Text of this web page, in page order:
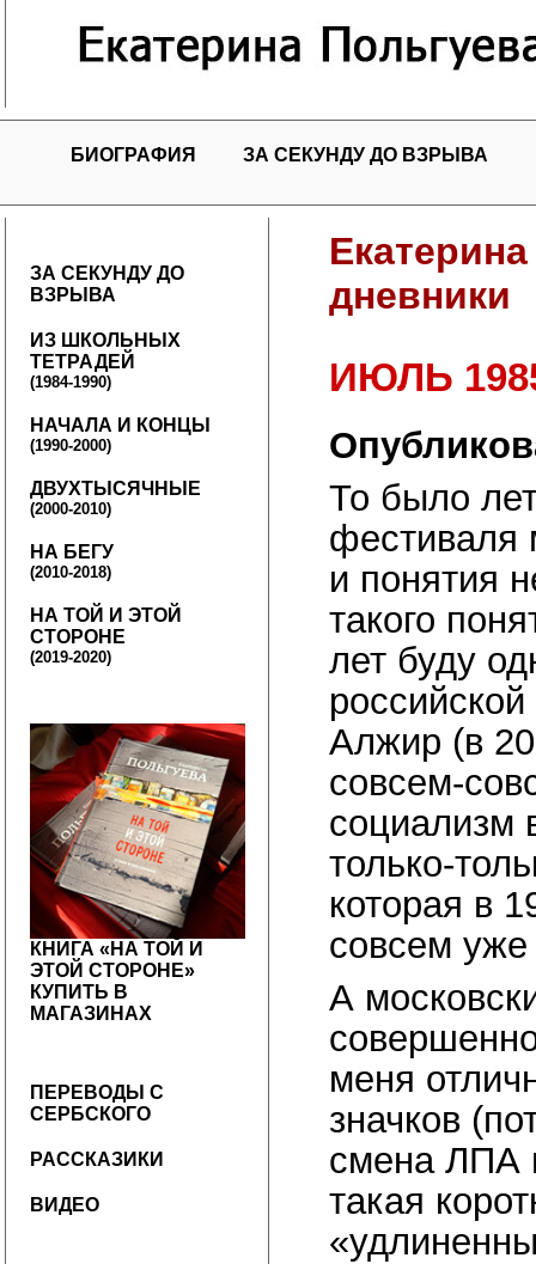
БИОГРАФИЯ ЗА СЕКУНДУ ДО ВЗРЫВА
ЗА СЕКУНДУ ДО
ВЗРЫВА
ИЗ ШКОЛЬНЫХ
ТЕТРАДЕЙ
(1984-1990)
НАЧАЛА И КОНЦЫ
(1990-2000)
ДВУХТЫСЯЧНЫЕ
(2000-2010)
НА БЕГУ
(2010-2018)
НА ТОЙ И ЭТОЙ
СТОРОНЕ
(2019-2020)
КНИГА «НА ТОЙ И
ЭТОЙ СТОРОНЕ»
КУПИТЬ В
МАГАЗИНАХ
ПЕРЕВОДЫ С
СЕРБСКОГО
РАССКАЗИКИ
ВИДЕО
дневники
ИЮЛЬ
То было
фестиваля
и понятия
такого
лет буду
Алжир (в
совсем-
социализм
только-
которая в
совсем уже
А
меня
значков
смена ЛПА
такая